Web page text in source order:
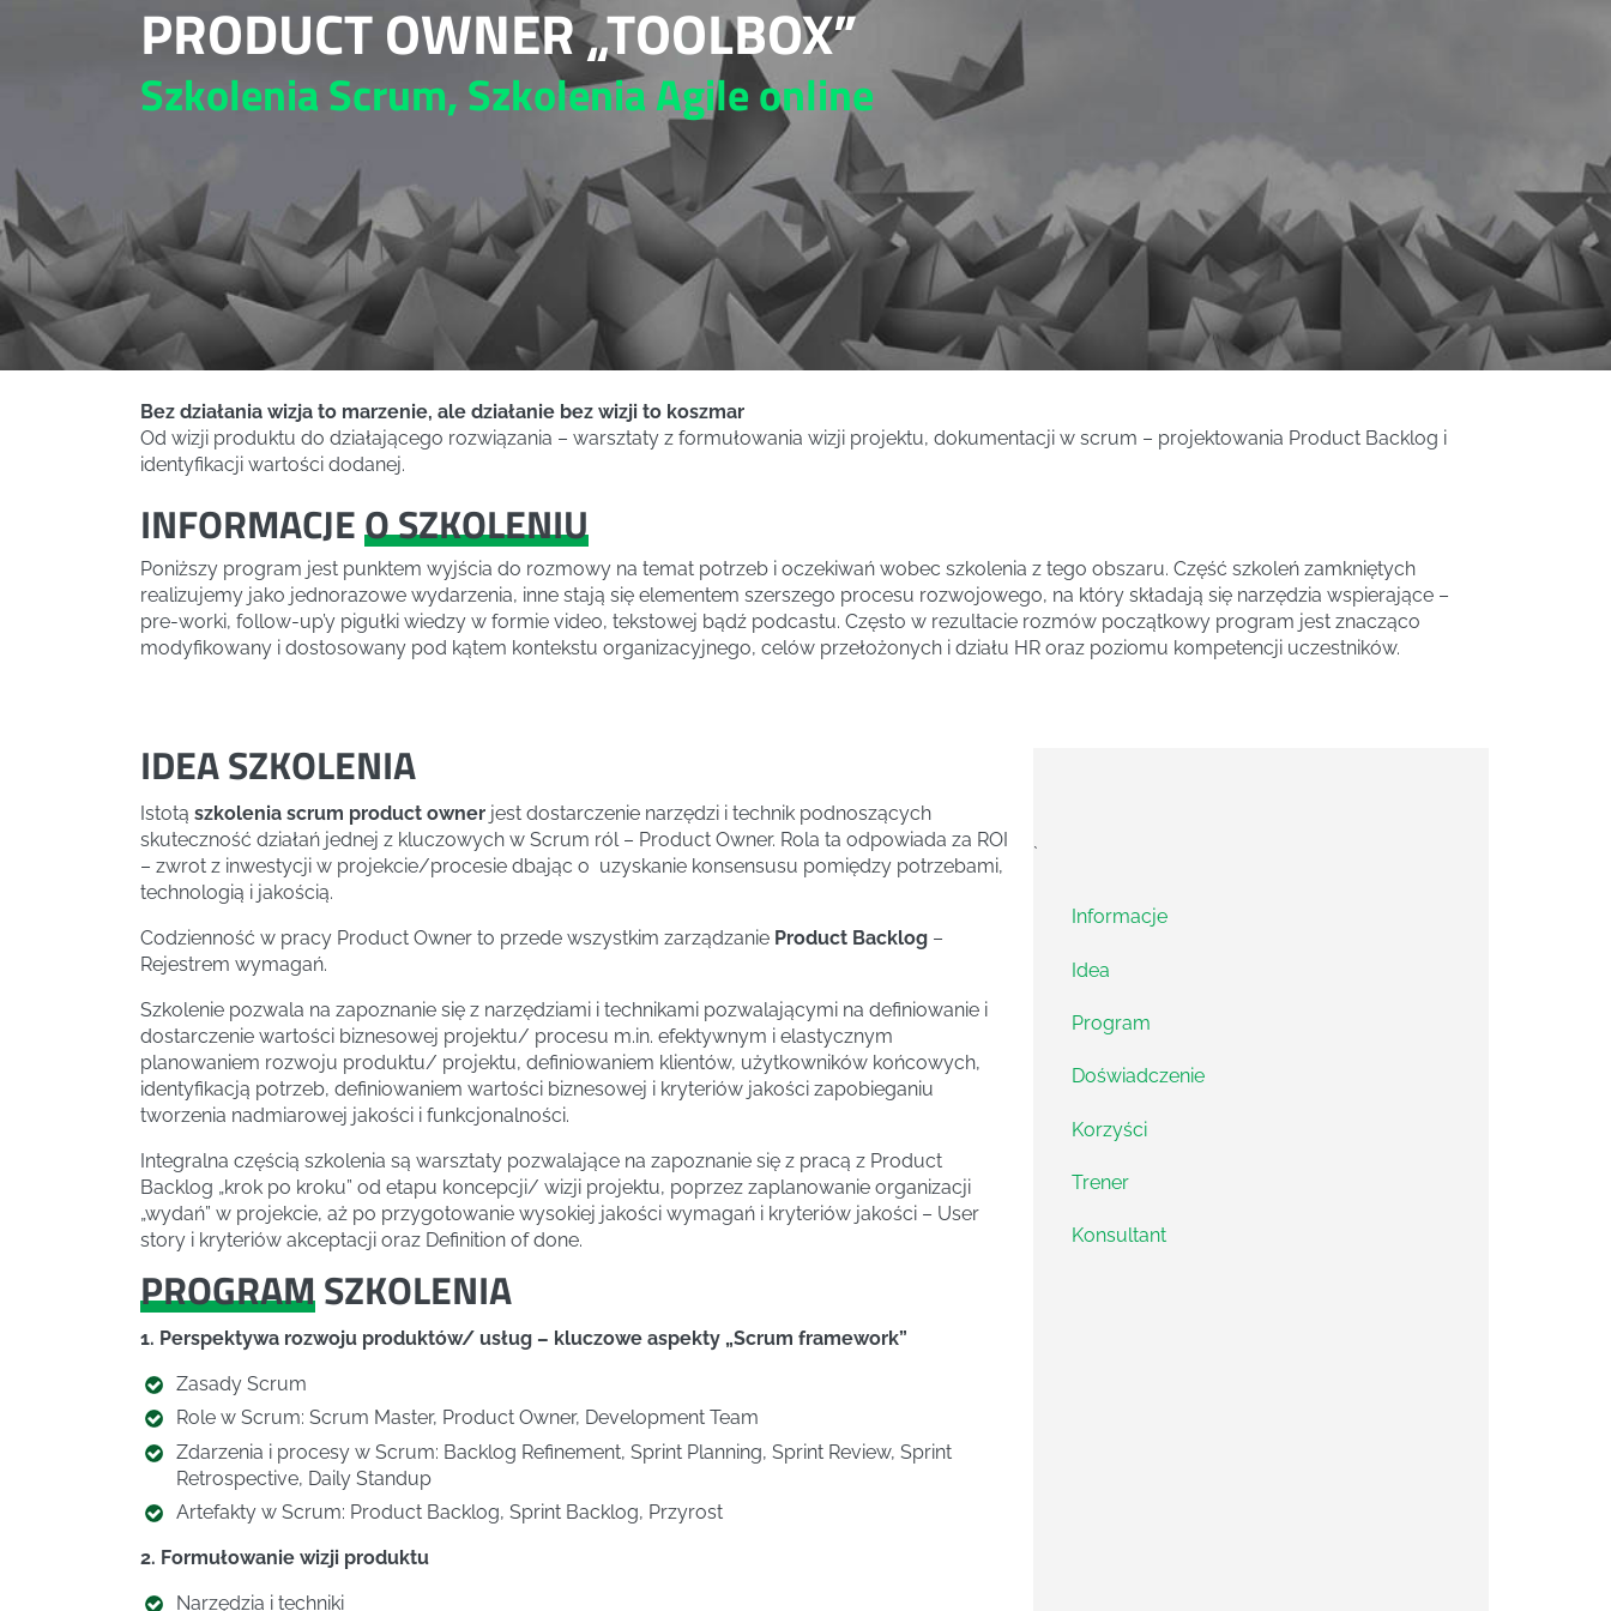
PRODUCT OWNER „TOOLBOX”
Szkolenia Scrum, Szkolenia Agileonline
Bez działania wizja to marzenie, ale działanie bez wizji to koszmar
Od wizji produktu do działającego rozwiązania – warsztaty z formułowania wizji projektu, dokumentacji w scrum – projektowania Product Backlog i
identyfikacji wartości dodanej.
INFORMACJEO SZKOLENIU
Poniższy program jest punktem wyjścia do rozmowy na temat potrzeb i oczekiwań wobec szkolenia z tego obszaru. Część szkoleń zamkniętych
realizujemy jako jednorazowe wydarzenia, inne stają się elementem szerszego procesu rozwojowego, na który składają się narzędzia wspierające –
pre-worki, follow-up’y pigułki wiedzy w formie video, tekstowej bądź podcastu. Często w rezultacie rozmów początkowy program jest znacząco
modyfikowany i dostosowany pod kątem kontekstu organizacyjnego, celów przełożonych i działu HR oraz poziomu kompetencji uczestników.
IDEA SZKOLENIA
Istotą szkolenia scrum product owner jest dostarczenie narzędzi i technik podnoszących
skuteczność działań jednej z kluczowych w Scrum ról – Product Owner. Rola ta odpowiada za ROI
– zwrot z inwestycji w projekcie/procesie dbając o uzyskanie konsensusu pomiędzy potrzebami,
technologią i jakością.
Codzienność w pracy Product Owner to przede wszystkim zarządzanie Product Backlog –
Rejestrem wymagań.
Szkolenie pozwala na zapoznanie się z narzędziami i technikami pozwalającymi na definiowanie i
dostarczenie wartości biznesowej projektu/ procesu m.in. efektywnym i elastycznym
planowaniem rozwoju produktu/ projektu, definiowaniem klientów, użytkowników końcowych,
identyfikacją potrzeb, definiowaniem wartości biznesowej i kryteriów jakości zapobieganiu
tworzenia nadmiarowej jakości i funkcjonalności.
Integralna częścią szkolenia są warsztaty pozwalające na zapoznanie się z pracą z Product
Backlog „krok po kroku” od etapu koncepcji/ wizji projektu, poprzez zaplanowanie organizacji
„wydań” w projekcie, aż po przygotowanie wysokiej jakości wymagań i kryteriów jakości – User
story i kryteriów akceptacji oraz Definition of done.
PROGRAMSZKOLENIA
1. Perspektywa rozwoju produktów/ usług – kluczowe aspekty „Scrum framework”
Zasady Scrum
Role w Scrum: Scrum Master, Product Owner, Development Team
Zdarzenia i procesy w Scrum: Backlog Refinement, Sprint Planning, Sprint Review, Sprint
Retrospective, Daily Standup
Artefakty w Scrum: Product Backlog, Sprint Backlog, Przyrost
2. Formułowanie wizji produktu
Narzędzia i techniki
`
Informacje
Idea
Program
Doświadczenie
Korzyści
Trener
Konsultant